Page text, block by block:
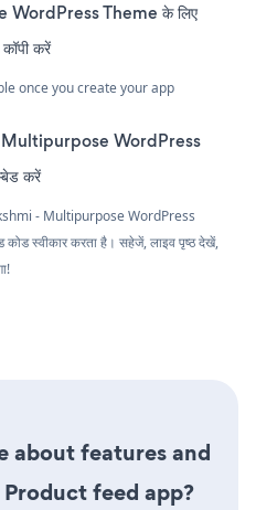
Theme के लिए
करें
once you create your app
Multipurpose WordPress
करें
- Multipurpose WordPress
स्वीकार करता है। सहेजें, लाइव पृष्ठ देखें,
about features and
feed app?